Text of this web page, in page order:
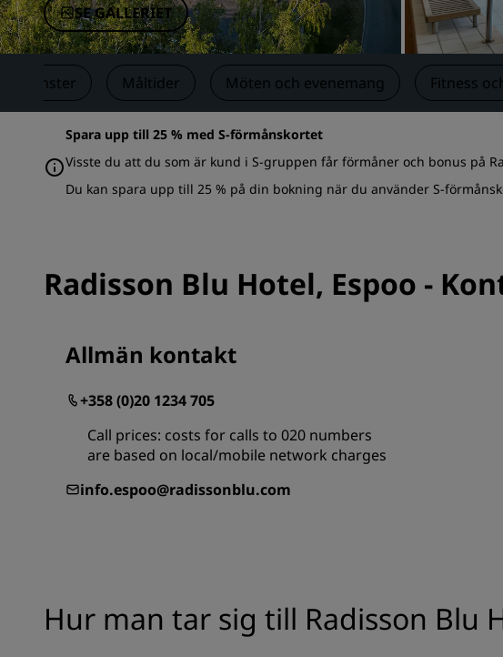
SE GALLERIET
Tjänster Måltider Möten och evenemang ‌Fitness
Spara upp till 25 % med S-förmånskortet
Visste du att du som är kund i S-gruppen får förmåner och bonus på
Du kan spara upp till 25 % på din bokning när du använder S-
Radisson Blu Hotel, Espoo -
Allmän kontakt
+358 (0)20 1234 705
Call prices: costs for calls to 020 numbers
are based on local/mobile network charges
info.espoo@radissonblu.com
Hur man tar sig till Radisson Blu